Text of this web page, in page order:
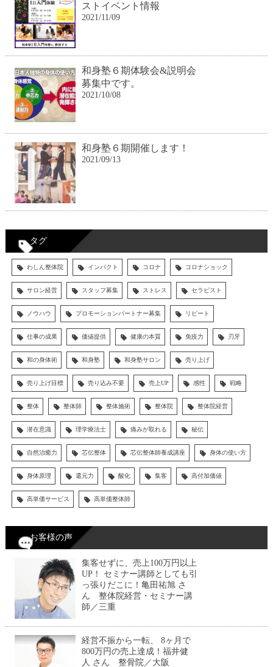
ストイベント情報
2021/11/09
和身塾６期体験会&説明会
募集中です。
2021/10/08
和身塾６期開催します！
2021/09/13
タグ
わしん整体院 インパクト コロナ コロナショック
サロン経営 スタッフ募集 ストレス セラピスト
ノウハウ プロモーションパートナー募集 リピート
仕事の成果 価値提供 健康の本質 免疫力 刃牙
和の身体術 和身塾 和身塾サロン 売り上げ
売り上げ目標 売り込み不要 売上UP 感性 戦略
整体 整体師 整体施術 整体院 整体院経営
潜在意識 理学療法士 痛みが取れる 秘伝
自然治癒力 芯伝整体 芯伝整体師養成講座 身体の使い方
身体原理 還元力 酸化 集客 高付加価値
高単価サービス 高単価整体師
お客様の声
集客せずに、売上100万円以上
UP！ セミナー講師としても引
っ張りだこに！亀田祐旭 さ
ん 整体院経営・セミナー講
師／三重
経営不振から一転、 8ヶ月で
800万円の売上達成！福井健
人 さん 整骨院／大阪